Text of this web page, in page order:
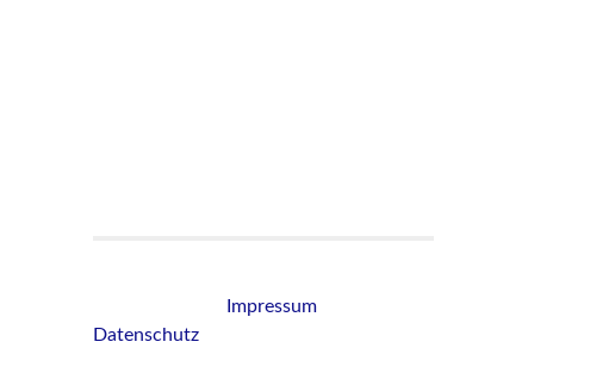
Impressum
Datenschutz